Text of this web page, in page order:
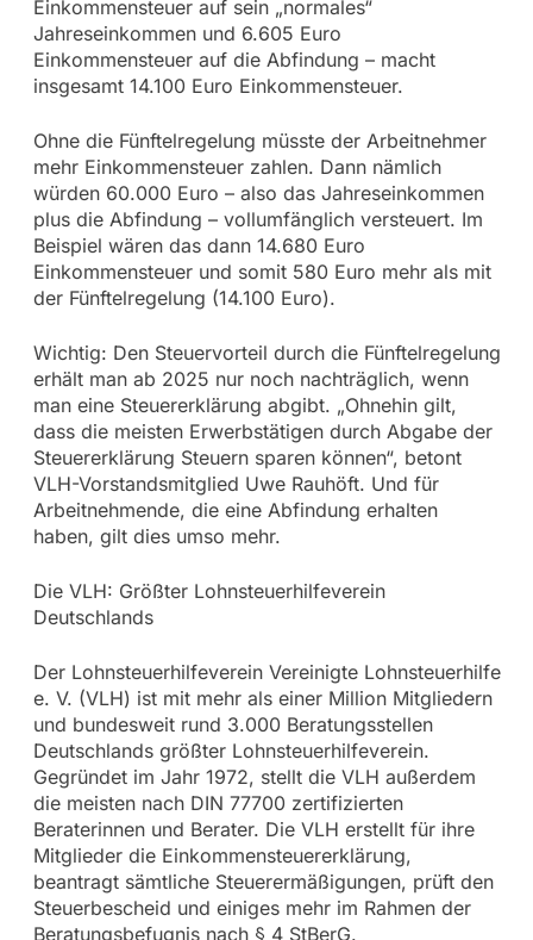
Einkommensteuer auf sein „normales“
Jahreseinkommen und 6.605 Euro
Einkommensteuer auf die Abfindung – macht
insgesamt 14.100 Euro Einkommensteuer.
Ohne die Fünftelregelung müsste der Arbeitnehmer
mehr Einkommensteuer zahlen. Dann nämlich
würden 60.000 Euro – also das Jahreseinkommen
plus die Abfindung – vollumfänglich versteuert. Im
Beispiel wären das dann 14.680 Euro
Einkommensteuer und somit 580 Euro mehr als mit
der Fünftelregelung (14.100 Euro).
Wichtig: Den Steuervorteil durch die Fünftelregelung
erhält man ab 2025 nur noch nachträglich, wenn
man eine Steuererklärung abgibt. „Ohnehin gilt,
dass die meisten Erwerbstätigen durch Abgabe der
Steuererklärung Steuern sparen können“, betont
VLH-Vorstandsmitglied Uwe Rauhöft. Und für
Arbeitnehmende, die eine Abfindung erhalten
haben, gilt dies umso mehr.
Die VLH: Größter Lohnsteuerhilfeverein
Deutschlands
Der Lohnsteuerhilfeverein Vereinigte Lohnsteuerhilfe
e. V. (VLH) ist mit mehr als einer Million Mitgliedern
und bundesweit rund 3.000 Beratungsstellen
Deutschlands größter Lohnsteuerhilfeverein.
Gegründet im Jahr 1972, stellt die VLH außerdem
die meisten nach DIN 77700 zertifizierten
Beraterinnen und Berater. Die VLH erstellt für ihre
Mitglieder die Einkommensteuererklärung,
beantragt sämtliche Steuerermäßigungen, prüft den
Steuerbescheid und einiges mehr im Rahmen der
Beratungsbefugnis nach § 4 StBerG.